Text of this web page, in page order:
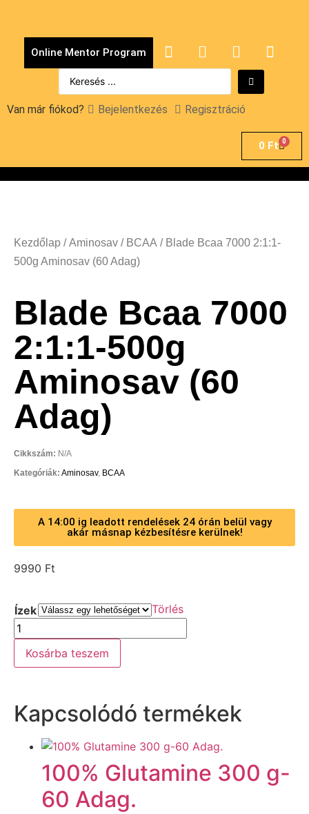
Online Mentor Program
Van már fiókod? Bejelentkezés Regisztráció
0 Ft 0
Kezdőlap /Aminosav / BCAA / Blade Bcaa 7000 2:1:1-
500g Aminosav (60 Adag)
Blade Bcaa 7000
2:1:1-500g
Aminosav (60
Adag)
Cikkszám: N/A
Kategóriák: Aminosav, BCAA
A 14:00 ig leadott rendelések 24 órán belül vagy
akár másnap kézbesítésre kerülnek!
9990 Ft
Ízek Törlés
Kosárba teszem
Kapcsolódó termékek
100% Glutamine 300 g-
60 Adag.